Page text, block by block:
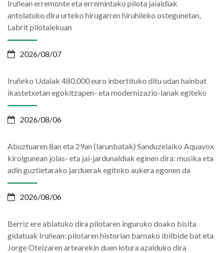
Iruñean erremonte eta erremintako pilota jaialdiak
antolatuko dira urteko hirugarren hiruhileko ostegunetan,
Labrit pilotalekuan
2026/08/07
Iruñeko Udalak 480.000 euro inbertituko ditu udan hainbat
ikastetxetan egokitzapen- eta modernizazio-lanak egiteko
2026/08/06
Abuztuaren 8an eta 29an (larunbatak) Sanduzelaiko Aquavox
kirolgunean jolas- eta jai-jardunaldiak eginen dira: musika eta
adin guztietarako jarduerak egiteko aukera egonen da
2026/08/06
Berriz ere abiatuko dira pilotaren inguruko doako bisita
gidatuak Iruñean: pilotaren historian barnako ibilbide bat eta
Jorge Oteizaren artearekin duen lotura azalduko dira